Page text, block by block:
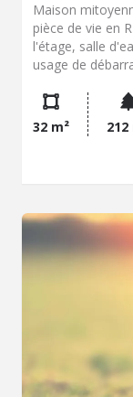
Maison
pièce de vie en
l'étage, salle
usage de
32 m² 212